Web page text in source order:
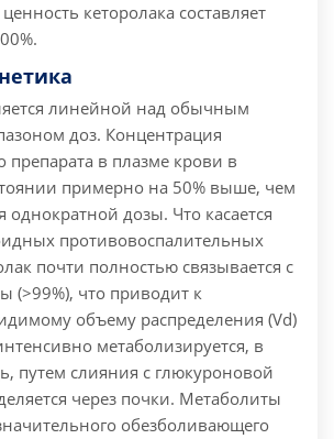
кеторолака составляет
линейной над обычным
доз. Концентрация
препарата в плазме крови в
примерно на 50% выше, чем
однократной дозы. Что касается
противовоспалительных
почти полностью связывается с
(>99%), что приводит к
объему распределения (Vd)
метаболизируется, в
путем слияния с глюкуроновой
через почки. Метаболиты
обезболивающего